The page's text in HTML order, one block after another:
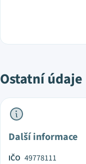
Ostatní údaje
Další informace
IČO 49778111